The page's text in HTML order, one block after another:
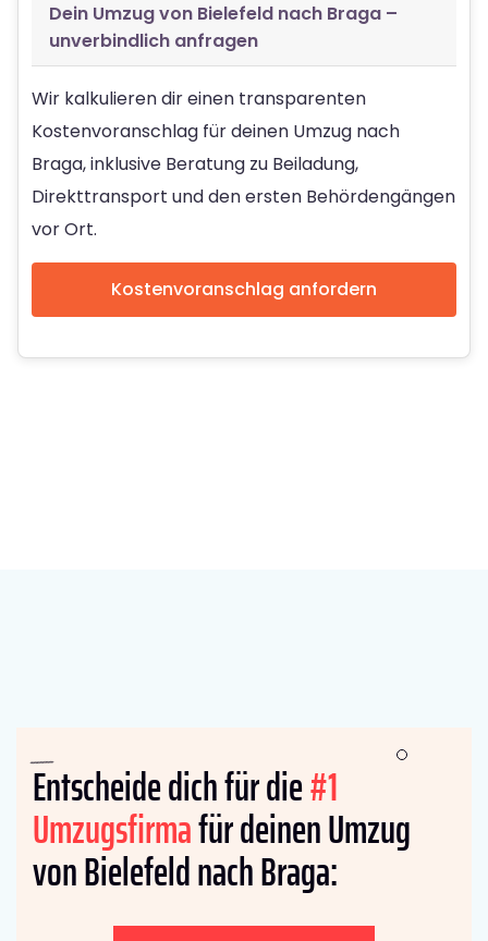
Dein Umzug von Bielefeld nach Braga –
unverbindlich anfragen
Wir kalkulieren dir einen transparenten
Kostenvoranschlag für deinen Umzug nach
Braga, inklusive Beratung zu Beiladung,
Direkttransport und den ersten Behördengängen
vor Ort.
Kostenvoranschlag anfordern
Entscheide dich für die#1
Umzugsfirmafür deinen Umzug
von Bielefeld nach Braga: